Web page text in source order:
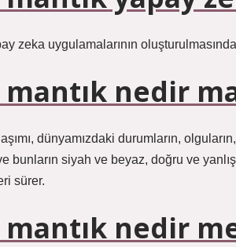
zeka uygulamalarının
mantık nedir
dünyamızdaki durumların,
bunların siyah ve beyaz, doğru ve
sürer.
mantık nedir